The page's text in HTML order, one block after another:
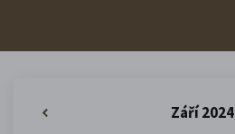
Září 2024